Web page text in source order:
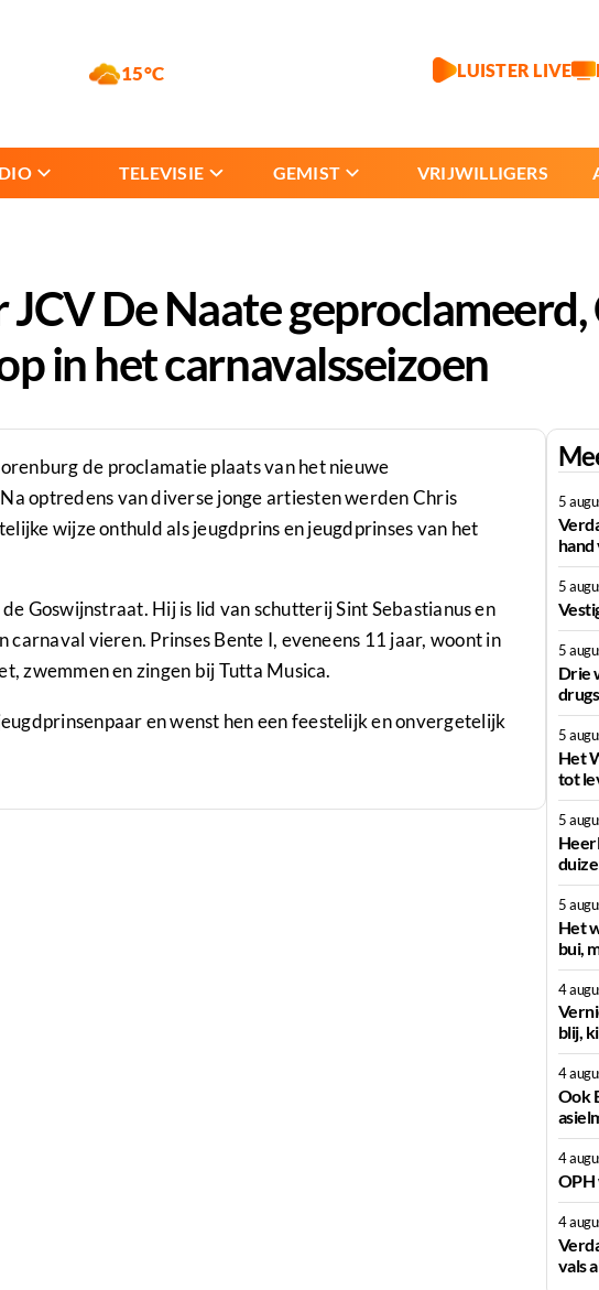
15°C LUISTER LIVE
TELEVISIE GEMIST VRIJWILLIGERS
De Naate geproclameerd,
in het carnavalsseizoen
de proclamatie plaats van het nieuwe
optredens van diverse jonge artiesten werden Chris
wijze onthuld als jeugdprins en jeugdprinses van het
Goswijnstraat. Hij is lid van schutterij Sint Sebastianus en
carnaval vieren. Prinses Bente I, eveneens 11 jaar, woont in
zwemmen en zingen bij Tutta Musica.
en wenst hen een feestelijk en onvergetelijk
5
hand
5
5
Drie
5
Het
tot
5
5
Het
bui,
4
blij,
4
Ook
4
OPH
4
vals